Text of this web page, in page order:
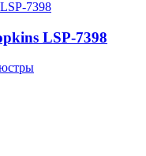
LSP-7398